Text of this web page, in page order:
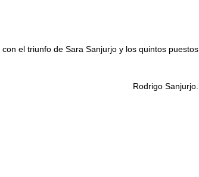
con el triunfo de Sara Sanjurjo y los quintos puestos
Rodrigo Sanjurjo.